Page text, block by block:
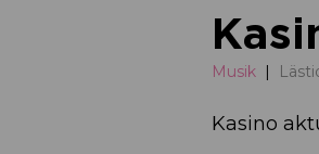
Musik
Kasino